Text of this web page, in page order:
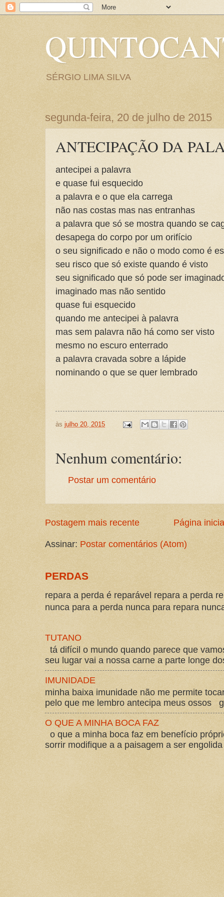
SÉRGIO LIMA SILVA
segunda-feira, 20 de julho de 2015
ANTECIPAÇÃO DA
antecipei a palavra
e quase fui esquecido
a palavra e o que ela carrega
não nas costas mas nas entranhas
a palavra que só se mostra quando se
desapega do corpo por um orifício
o seu significado e não o modo como é
seu risco que só existe quando é visto
seu significado que só pode ser
imaginado mas não sentido
quase fui esquecido
quando me antecipei à palavra
mas sem palavra não há como ser visto
mesmo no escuro enterrado
a palavra cravada sobre a lápide
nominando o que se quer lembrado
às julho 20, 2015
Nenhum comentário:
Postar um comentário
Postagem mais recente Página
Assinar: Postar comentários (Atom)
PERDAS
repara a perda é reparável repara a perda
nunca para a perda nunca para repara
TUTANO
tá difícil o mundo quando parece que
seu lugar vai a nossa carne a parte longe
IMUNIDADE
minha baixa imunidade não me permite
pelo que me lembro antecipa meus ossos
O QUE A MINHA BOCA FAZ
o que a minha boca faz em benefício
sorrir modifique a a paisagem a ser